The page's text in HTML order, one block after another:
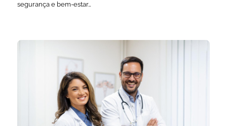
segurança e bem-estar…